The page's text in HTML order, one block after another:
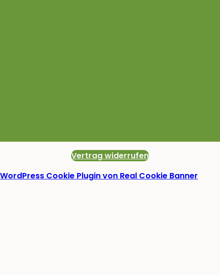
Vertrag widerrufen
WordPress Cookie Plugin von Real Cookie Banner